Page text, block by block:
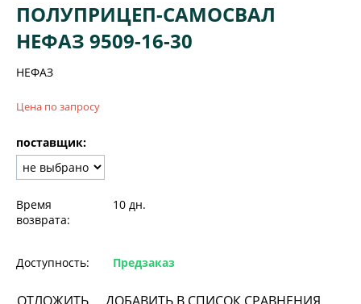
ПОЛУПРИЦЕП-САМОСВАЛ
НЕФАЗ 9509-16-30
НЕФАЗ
Цена по запросу
поставщик:
Время
возврата:
10 дн.
Доступность: Предзаказ